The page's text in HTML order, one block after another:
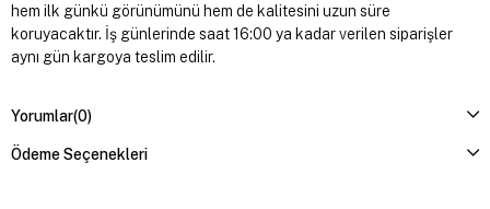
hem ilk günkü görünümünü hem de kalitesini uzun süre
koruyacaktır. İş günlerinde saat 16:00 ya kadar verilen siparişler
aynı gün kargoya teslim edilir.
Yorumlar(0)
Ödeme Seçenekleri